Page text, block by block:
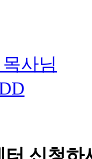
사님